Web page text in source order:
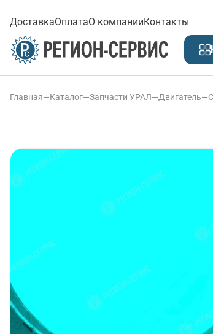
ДоставкаОплатаО компанииКонтакты
Главная—Каталог—Запчасти УРАЛ—Двигатель—